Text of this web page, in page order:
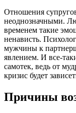
Отношения
неоднозначными.
временем такие
ненависть.
мужчины к
явлением. И все-
самотек, ведь от
кризис будет
Причины